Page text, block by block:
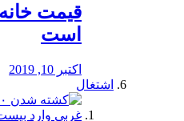
قیمت
است
اکتبر 10, 2019
اشتغال